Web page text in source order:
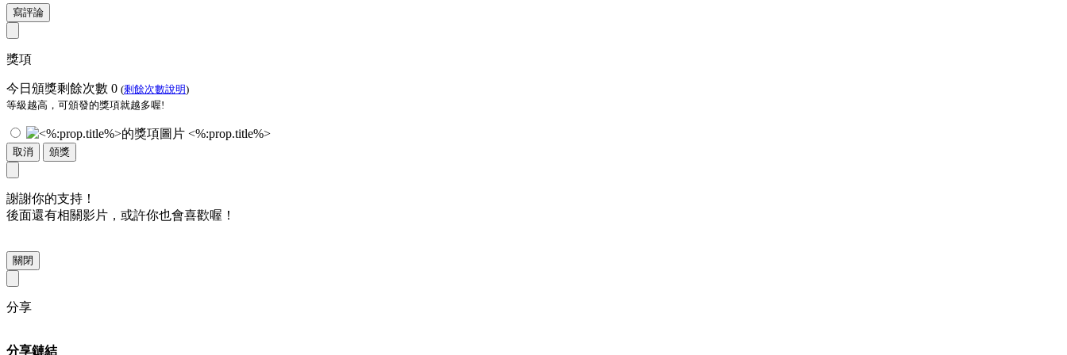
寫評論
獎項
今日頒獎剩餘次數 0 (剩餘次數說明)
等級越高，可頒發的獎項就越多喔!
<%:prop.title%>
取消 頒獎
謝謝你的支持！
後面還有相關影片，或許你也會喜歡喔！
關閉
分享
分享鏈結